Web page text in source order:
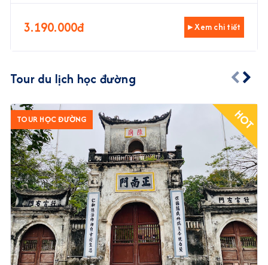
3.190.000đ ▸ Xem chi tiết
Tour du lịch học đường
TOUR HỌC ĐƯỜNG HOT